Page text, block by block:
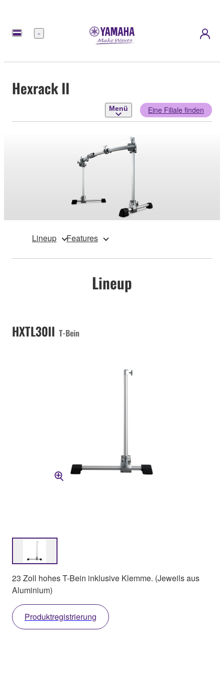
Menü
Hexrack II
Menü Eine Filiale finden
Lineup Features
Lineup
HXTL30II T-Bein
23 Zoll hohes T-Bein inklusive Klemme. (Jeweils aus
Aluminium)
Produktregistrierung